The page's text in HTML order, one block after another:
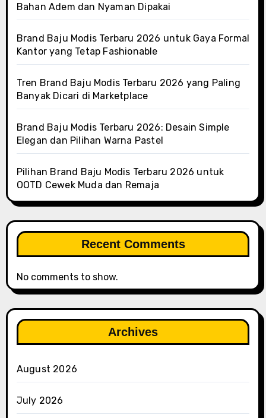
Bahan Adem dan Nyaman Dipakai
Brand Baju Modis Terbaru 2026 untuk Gaya Formal
Kantor yang Tetap Fashionable
Tren Brand Baju Modis Terbaru 2026 yang Paling
Banyak Dicari di Marketplace
Brand Baju Modis Terbaru 2026: Desain Simple
Elegan dan Pilihan Warna Pastel
Pilihan Brand Baju Modis Terbaru 2026 untuk
OOTD Cewek Muda dan Remaja
Recent Comments
No comments to show.
Archives
August 2026
July 2026